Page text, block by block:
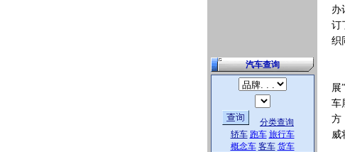
汽车查询
分类查询
轿车 跑车 旅行车
概念车 客车 货车
办
订
织
展
车
方
威